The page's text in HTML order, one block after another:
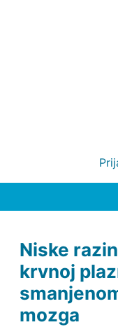
Niske
krvnoj
mozga